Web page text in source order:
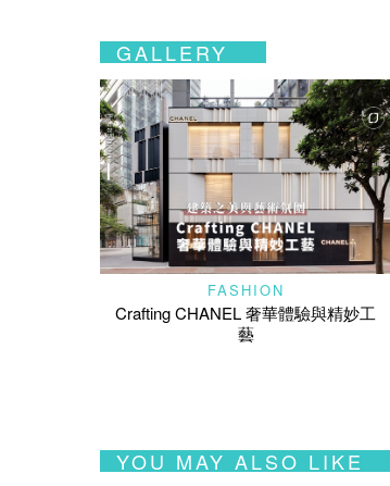
GALLERY
FASHION
Crafting CHANEL 奢華體驗與精妙工
藝
YOU MAY ALSO LIKE